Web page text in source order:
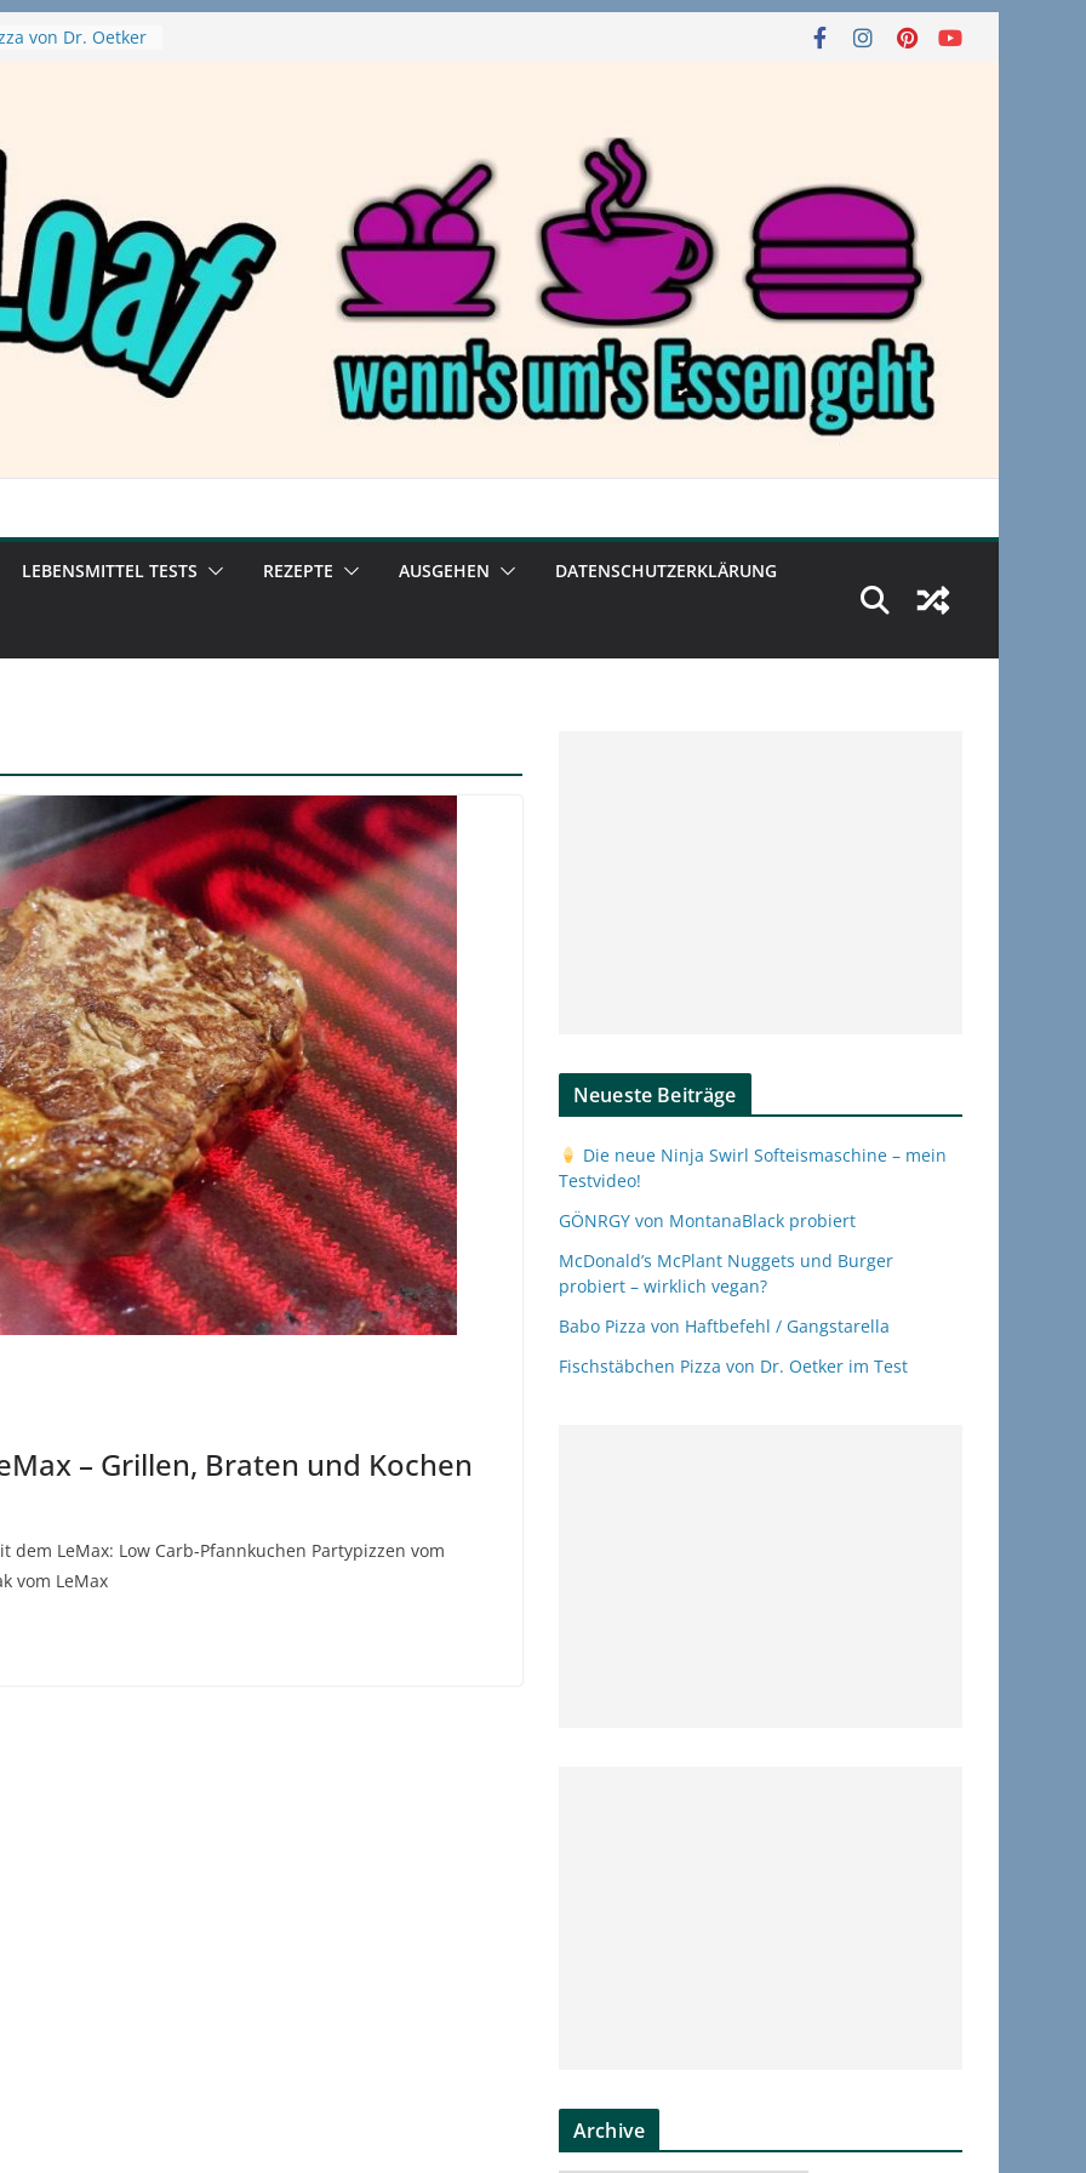
von Dr. Oetker
Nuggets und
vegan?
/
LEBENSMITTEL TESTS REZEPTE AUSGEHEN DATENSCHUTZERKLÄRUNG
– Grillen, Braten und Kochen
LeMax: Low Carb-Pfannkuchen Partypizzen vom
vom LeMax
Neueste Beiträge
Die neue Ninja Swirl Softeismaschine – mein
Testvideo!
GÖNRGY von MontanaBlack probiert
McDonald’s McPlant Nuggets und Burger
probiert – wirklich vegan?
Babo Pizza von Haftbefehl / Gangstarella
Fischstäbchen Pizza von Dr. Oetker im Test
Archive